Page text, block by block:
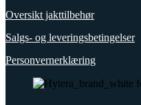
Oversikt jakttilbehør
Salgs- og leveringsbetingelser
Personvernerklæring